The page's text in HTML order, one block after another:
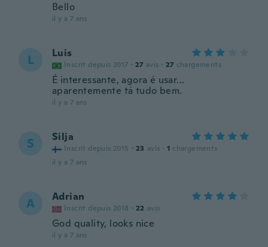
Bello
il y a 7 ans
L Luis
Inscrit depuis 2017 · 27 avis · 27 chargements
É interessante, agora é usar...
aparentemente tá tudo bem.
il y a 7 ans
S Silja
Inscrit depuis 2015 · 23 avis · 1 chargements
il y a 7 ans
A Adrian
Inscrit depuis 2018 · 22 avis
God quality, looks nice
il y a 7 ans